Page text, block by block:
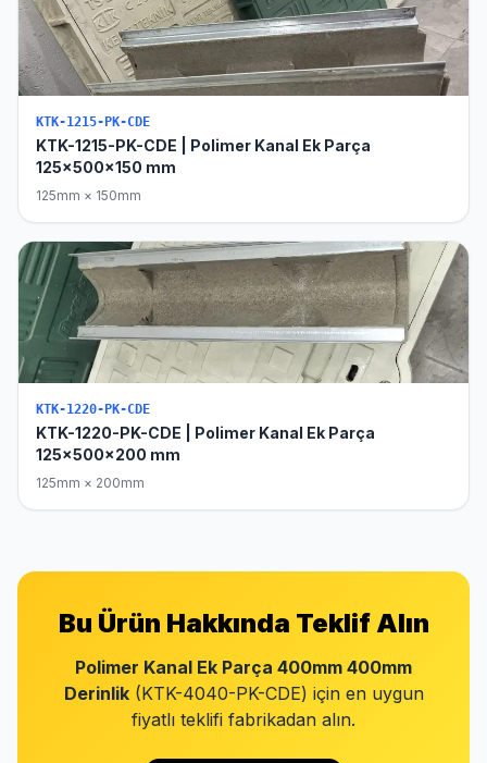
KTK-1215-PK-CDE
KTK-1215-PK-CDE | Polimer Kanal Ek Parça
125x500x150 mm
125mm × 150mm
KTK-1220-PK-CDE
KTK-1220-PK-CDE | Polimer Kanal Ek Parça
125x500x200 mm
125mm × 200mm
Bu Ürün Hakkında Teklif Alın
Polimer Kanal Ek Parça 400mm 400mm
Derinlik(KTK-4040-PK-CDE) için en uygun
fiyatlı teklifi fabrikadan alın.